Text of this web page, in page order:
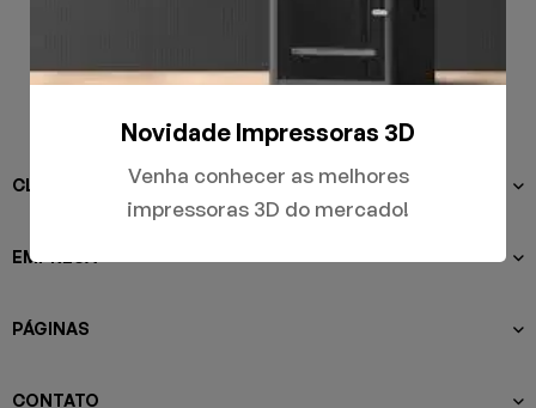
CLIENTES
EMPRESA
PÁGINAS
CONTATO
Novidade Impressoras 3D
Venha conhecer as melhores
impressoras 3D do mercado!